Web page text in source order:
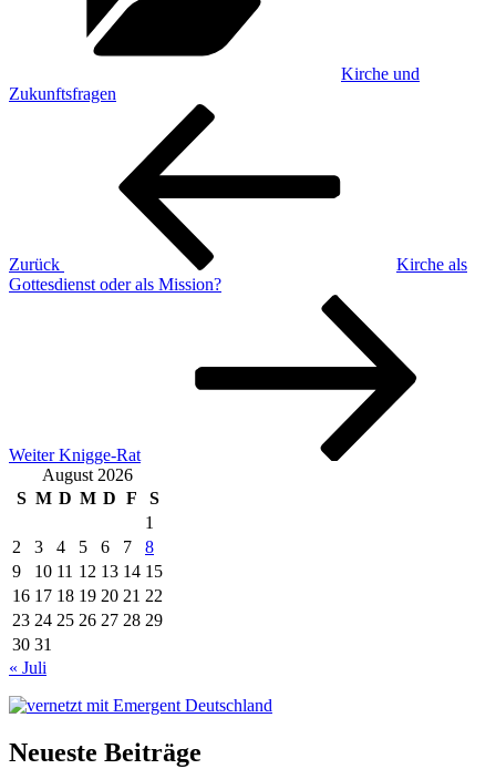
Kirche und
Zukunftsfragen
Beitragsnavigation
Zurück
Kirche als
Gottesdienst oder als Mission?
Weiter Knigge-Rat
August 2026
S M D M D F
S
1
2
3 4 5 6 7
8
9
10 11 12 13 14 15
16 17 18 19 20 21 22
23 24 25 26 27 28 29
30 31
« Juli
Neueste Beiträge